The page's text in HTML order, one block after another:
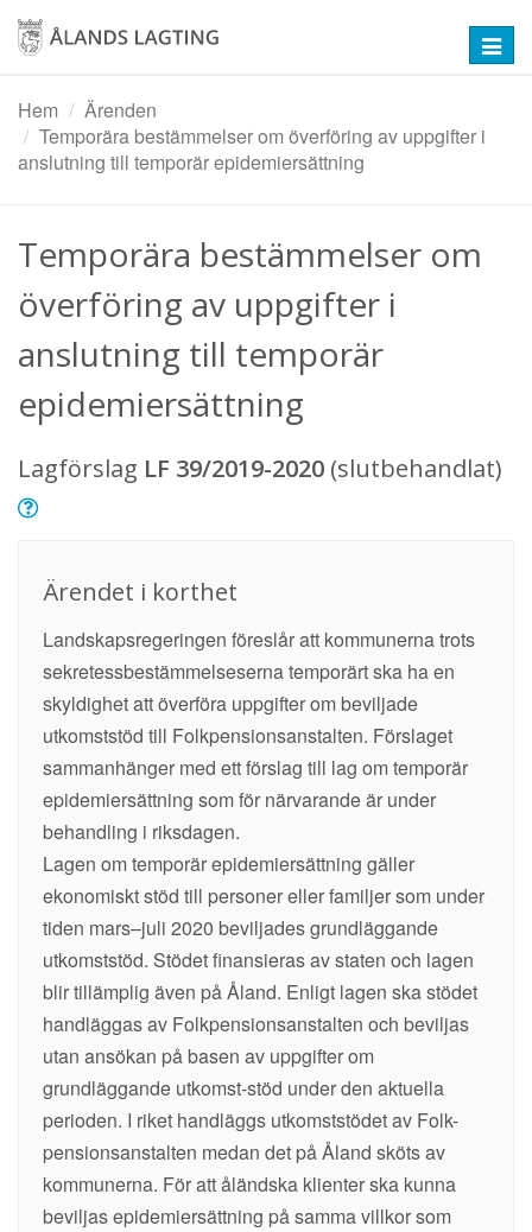
Hoppa
huvudinnehåll
Hem
Ärenden
Temporära bestämmelser om överföring av uppgifter i
anslutning till temporär epidemiersättning
Temporära bestämmelser om
överföring av uppgifter i
anslutning till temporär
epidemiersättning
Lagförslag LF 39/2019-2020 (slutbehandlat)
Ärendet i korthet
Landskapsregeringen föreslår att kommunerna trots
sekretessbestämmelseserna temporärt ska ha en
skyldighet att överföra uppgifter om beviljade
utkomststöd till Folkpensionsanstalten. Förslaget
sammanhänger med ett förslag till lag om temporär
epidemiersättning som för närvarande är under
behandling i riksdagen.
Lagen om temporär epidemiersättning gäller
ekonomiskt stöd till personer eller familjer som under
tiden mars–juli 2020 beviljades grundläggande
utkomststöd. Stödet finansieras av staten och lagen
blir tillämplig även på Åland. Enligt lagen ska stödet
handläggas av Folkpensionsanstalten och beviljas
utan ansökan på basen av uppgifter om
grundläggande utkomst-stöd under den aktuella
perioden. I riket handläggs utkomststödet av Folk-
pensionsanstalten medan det på Åland sköts av
kommunerna. För att åländska klienter ska kunna
beviljas epidemiersättning på samma villkor som